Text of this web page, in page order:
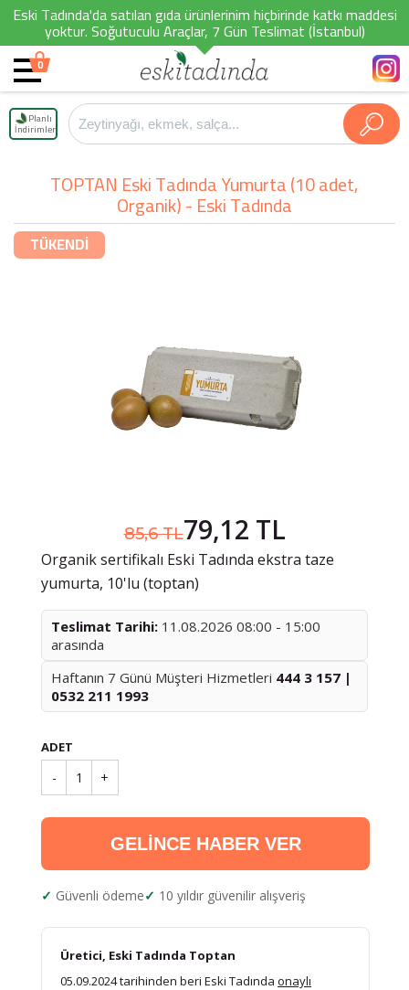
Eski Tadında'da satılan gıda ürünlerinim hiçbirinde katkı maddesi
yoktur. Soğutuculu Araçlar, 7 Gün Teslimat (İstanbul)
0
Planlı
İndirimler
TOPTAN Eski Tadında Yumurta (10 adet,
Organik) - Eski Tadında
TÜKENDİ
85,6 TL79,12 TL
Organik sertifikalı Eski Tadında ekstra taze
yumurta, 10'lu (toptan)
Teslimat Tarihi: 11.08.2026 08:00 - 15:00
arasında
Haftanın 7 Günü Müşteri Hizmetleri 444 3 157 |
0532 211 1993
ADET
- 1 +
GELİNCE HABER VER
Güvenli ödeme 10 yıldır güvenilir alışveriş
Üretici, Eski Tadında Toptan
05.09.2024 tarihinden beri Eski Tadında onaylı